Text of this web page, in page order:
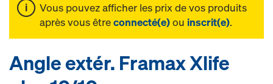
Vous pouvez afficher les prix de vos produits
après vous êtreconnecté(e)ou inscrit(e).
Angle extér. Framax Xlife